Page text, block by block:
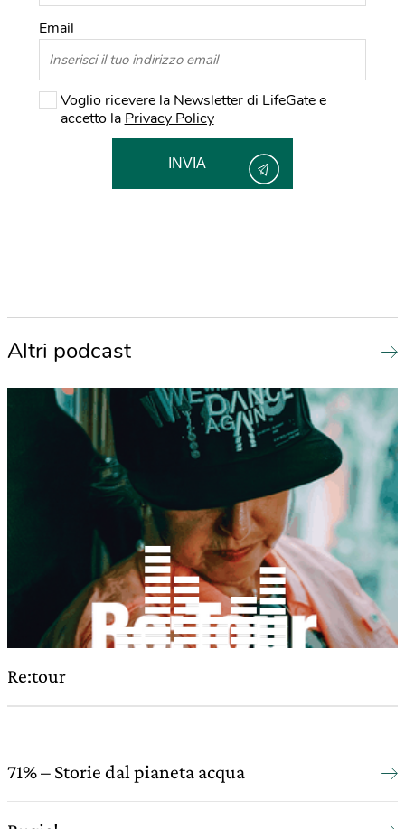
Email
Voglio ricevere la Newsletter di LifeGate e
accetto la Privacy Policy
INVIA
Altri podcast
Re:tour
71% – Storie dal pianeta acqua